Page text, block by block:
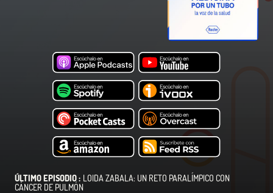
ÚLTIMO EPISODIO : LOIDA ZABALA: UN RETO PARALÍMPICO CON
CÁNCER DE PULMÓN